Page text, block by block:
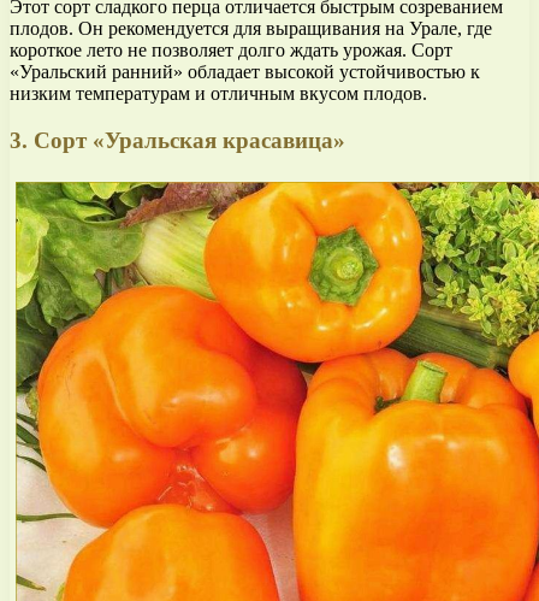
Этот сорт сладкого перца отличается быстрым созреванием
плодов. Он рекомендуется для выращивания на Урале, где
короткое лето не позволяет долго ждать урожая. Сорт
«Уральский ранний» обладает высокой устойчивостью к
низким температурам и отличным вкусом плодов.
3. Сорт «Уральская красавица»